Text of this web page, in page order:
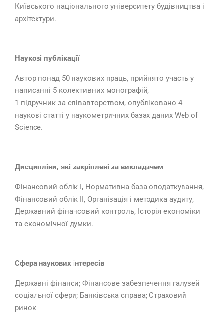
Київського національного університету будівництва і
архітектури.
Наукові публікації
Автор понад 50 наукових праць, прийнято участь у
написанні 5 колективних монографій,
1 підручник за співавторством, опубліковано 4
наукові статті у наукометричних базах даних Web of
Science.
Дисципліни, які закріплені за викладачем
Фінансовий облік І, Нормативна база оподаткування,
Фінансовий облік ІІ, Організація і методика аудиту,
Державний фінансовий контроль, Історія економіки
та економічної думки.
Сфера наукових інтересів
Державні фінанси; Фінансове забезпечення галузей
соціальної сфери; Банківська справа; Страховий
ринок.